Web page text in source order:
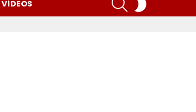
VÍDEOS